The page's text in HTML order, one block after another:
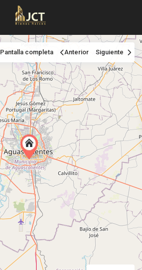
Pantalla completa Anterior Siguiente